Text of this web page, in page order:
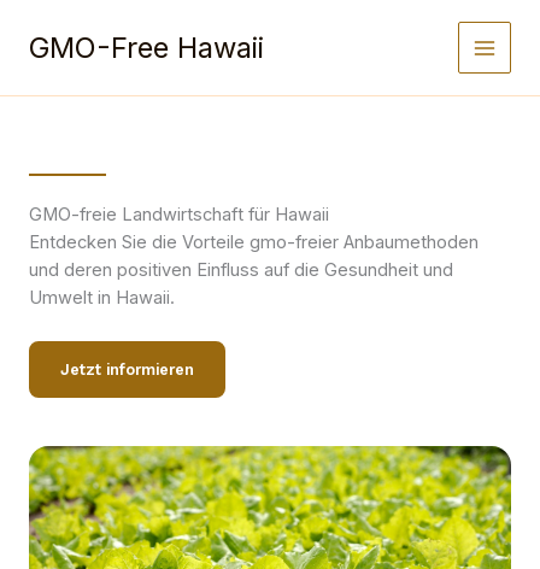
InhaltGMO-Free Hawaii
GMO-freie Landwirtschaft für Hawaii
Entdecken Sie die Vorteile gmo-freier Anbaumethoden
und deren positiven Einfluss auf die Gesundheit und
Umwelt in Hawaii.
Jetzt informieren